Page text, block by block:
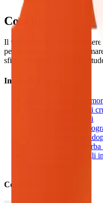
Conclusione
Il vocabolario non deve
personalizzati, puoi
sfida coinvolgente che gli
In questa pagina
Il problema della
Benefici cognitivi dei
1. Indizi contestuali
2. Rinforzo
3. Soddisfazione e
Come creare
Buone pratiche per gli
Condividi